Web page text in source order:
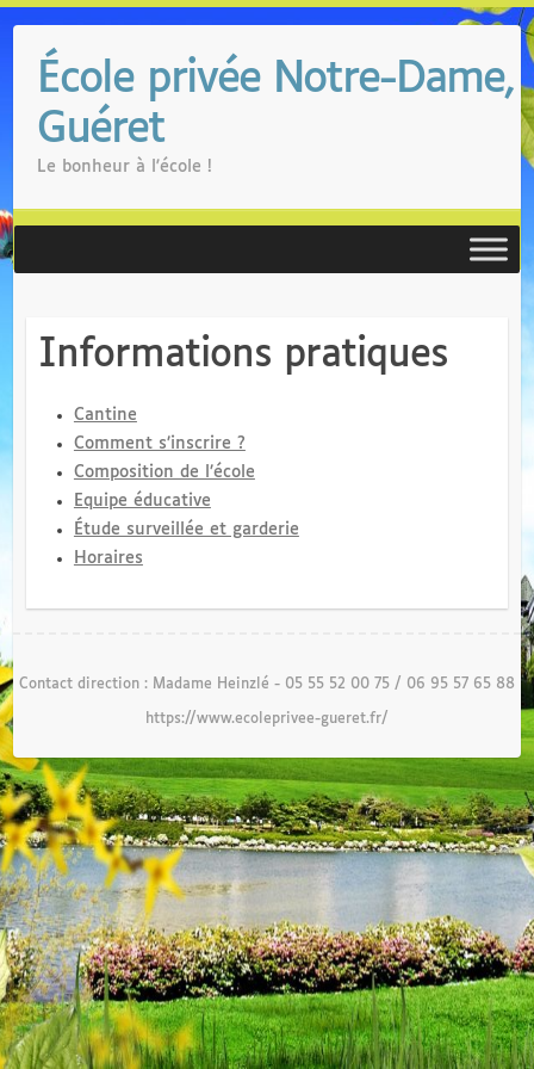
contentÉcole privée Notre-Dame,
Guéret
Le bonheur à l'école !
Informations pratiques
Cantine
Comment s’inscrire ?
Composition de l’école
Equipe éducative
Étude surveillée et garderie
Horaires
Contact direction : Madame Heinzlé - 05 55 52 00 75 / 06 95 57 65 88
https://www.ecoleprivee-gueret.fr/